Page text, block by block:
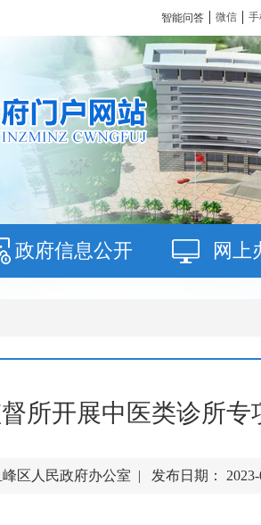
智能问答 微信
政府信息公开 网上
所开展中医类诊所专
区人民政府办公室 | 发布日期： 2023-